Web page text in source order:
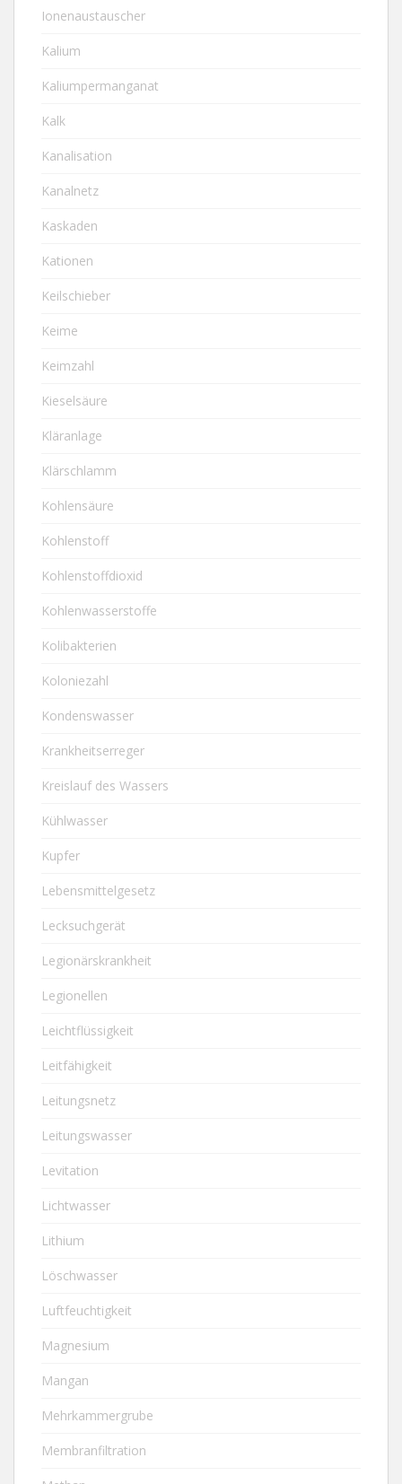
Ionenaustauscher
Kalium
Kaliumpermanganat
Kalk
Kanalisation
Kanalnetz
Kaskaden
Kationen
Keilschieber
Keime
Keimzahl
Kieselsäure
Kläranlage
Klärschlamm
Kohlensäure
Kohlenstoff
Kohlenstoffdioxid
Kohlenwasserstoffe
Kolibakterien
Koloniezahl
Kondenswasser
Krankheitserreger
Kreislauf des Wassers
Kühlwasser
Kupfer
Lebensmittelgesetz
Lecksuchgerät
Legionärskrankheit
Legionellen
Leichtflüssigkeit
Leitfähigkeit
Leitungsnetz
Leitungswasser
Levitation
Lichtwasser
Lithium
Löschwasser
Luftfeuchtigkeit
Magnesium
Mangan
Mehrkammergrube
Membranfiltration